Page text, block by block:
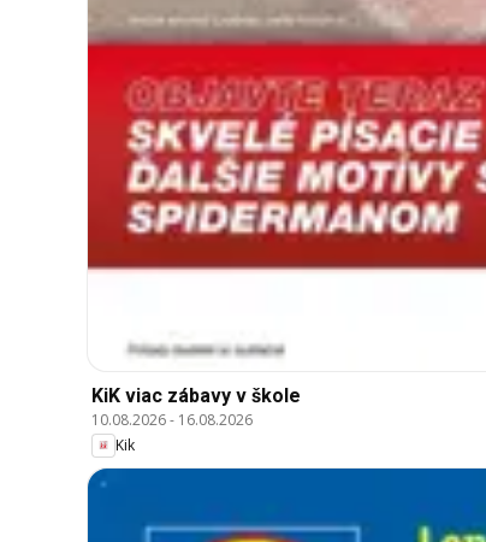
KiK viac zábavy v škole
10.08.2026- 16.08.2026
Kik